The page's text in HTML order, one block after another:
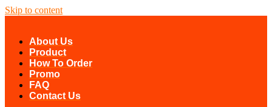
Skip to content
About Us
Product
How To Order
Promo
FAQ
Contact Us